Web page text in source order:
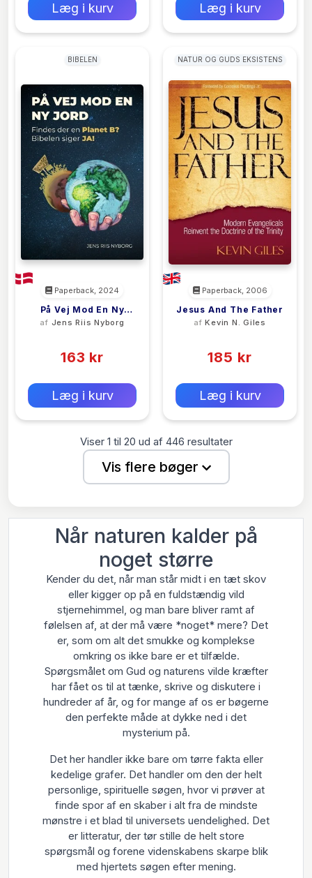
Læg i kurv Læg i kurv
BIBELEN
Paperback, 2024
På Vej Mod En Ny
Jord
af Jens Riis Nyborg
163 kr
Læg i kurv
NATUR OG GUDS EKSISTENS
Paperback, 2006
Jesus And The Father
afKevin N. Giles
185 kr
Læg i kurv
Viser 1 til 20 ud af 446 resultater
Vis flere bøger
Når naturen kalder på
noget større
Kender du det, når man står midt i en tæt skov
eller kigger op på en fuldstændig vild
stjernehimmel, og man bare bliver ramt af
følelsen af, at der må være *noget* mere? Det
er, som om alt det smukke og komplekse
omkring os ikke bare er et tilfælde.
Spørgsmålet om Gud og naturens vilde kræfter
har fået os til at tænke, skrive og diskutere i
hundreder af år, og for mange af os er bøgerne
den perfekte måde at dykke ned i det
mysterium på.
Det her handler ikke bare om tørre fakta eller
kedelige grafer. Det handler om den der helt
personlige, spirituelle søgen, hvor vi prøver at
finde spor af en skaber i alt fra de mindste
mønstre i et blad til universets uendelighed. Det
er litteratur, der tør stille de helt store
spørgsmål og forene videnskabens skarpe blik
med hjertets søgen efter mening.